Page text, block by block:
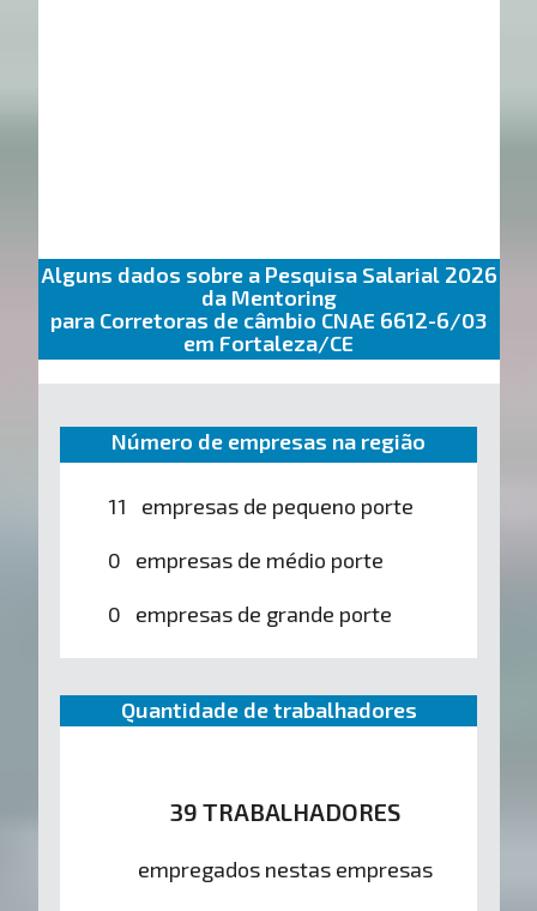
Alguns dados sobre a Pesquisa Salarial 2026
da Mentoring
para Corretoras de câmbio CNAE 6612-6/03
em Fortaleza/CE
Número de empresas na região
11 empresas de pequeno porte
0 empresas de médio porte
0 empresas de grande porte
Quantidade de trabalhadores
39 TRABALHADORES
empregados nestas empresas